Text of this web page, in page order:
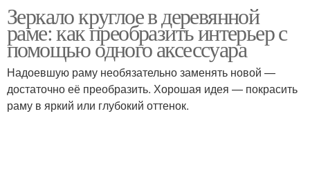
Рам для интерьера Рам для декора
Зеркала в деревянных
рамах
Уход за деревянными
Зеркало круглое в деревянной
раме: как преобразить интерьер с
помощью одного аксессуара
Надоевшую раму необязательно заменять новой —
достаточно её преобразить. Хорошая идея — покрасить
раму в яркий или глубокий оттенок.